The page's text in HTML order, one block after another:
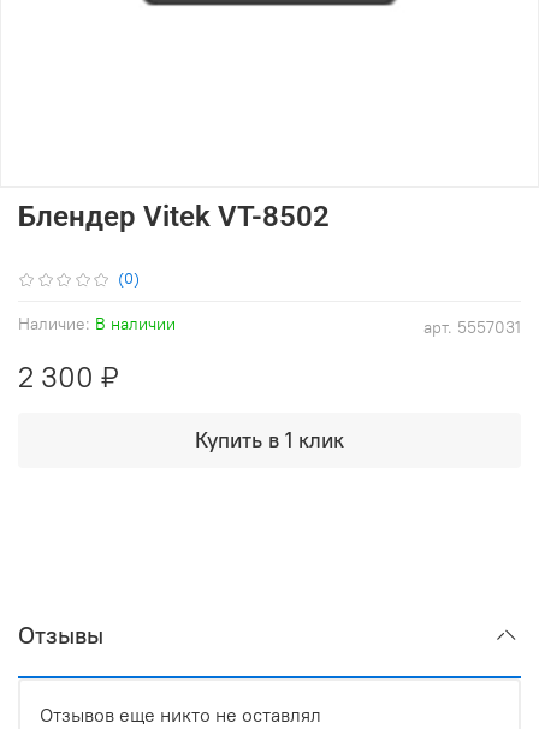
(0)
арт. 5557031
Наличие: В наличии
Блендер Vitek VT-8502
2 300 ₽
Купить в 1 клик
Отзывы
Отзывов еще никто не оставлял